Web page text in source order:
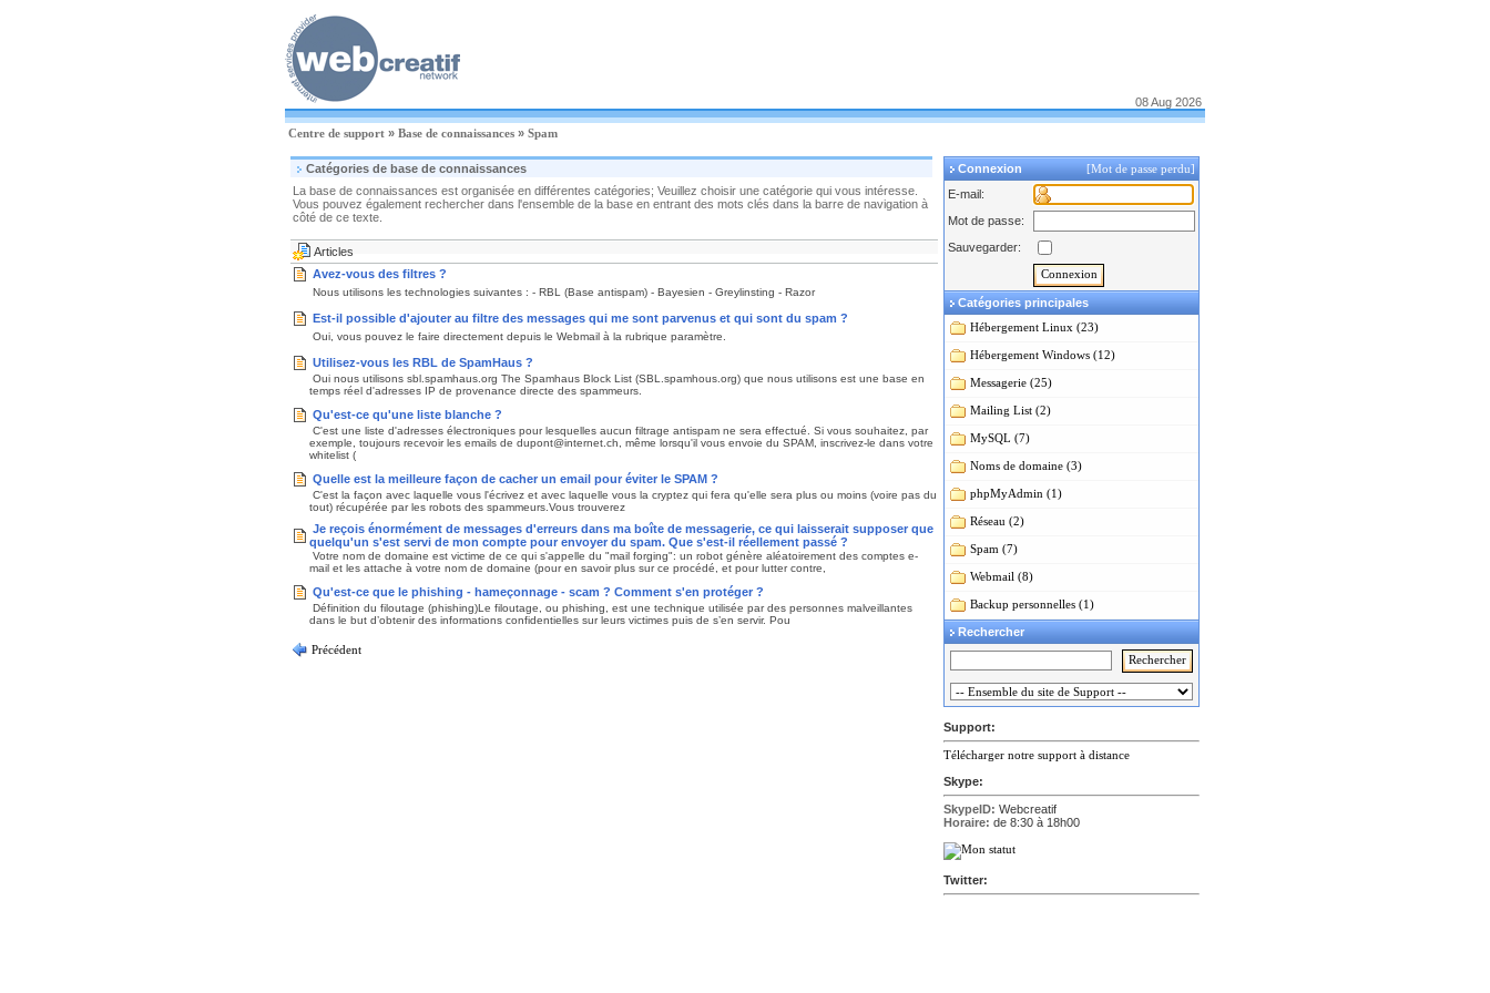
08 Aug 2026
Centre de support » Base de connaissances » Spam
Catégories de base de connaissances
La base de connaissances est organisée en différentes catégories; Veuillez choisir une catégorie qui vous intéresse.
Vous pouvez également rechercher dans l'ensemble de la base en entrant des mots clés dans la barre de navigation à
côté de ce texte.
Articles
Avez-vous des filtres ?
Nous utilisons les technologies suivantes : - RBL (Base antispam) - Bayesien - Greylinsting - Razor
Est-il possible d'ajouter au filtre des messages qui me sont parvenus et qui sont du spam ?
Oui, vous pouvez le faire directement depuis le Webmail à la rubrique paramètre.
Utilisez-vous les RBL de SpamHaus ?
Oui nous utilisons sbl.spamhaus.org The Spamhaus Block List (SBL.spamhous.org) que nous utilisons est une base en
temps réel d'adresses IP de provenance directe des spammeurs.
Qu'est-ce qu'une liste blanche ?
C'est une liste d'adresses électroniques pour lesquelles aucun filtrage antispam ne sera effectué. Si vous souhaitez, par
exemple, toujours recevoir les emails de dupont@internet.ch, même lorsqu'il vous envoie du SPAM, inscrivez-le dans votre
whitelist (
Quelle est la meilleure façon de cacher un email pour éviter le SPAM ?
C'est la façon avec laquelle vous l'écrivez et avec laquelle vous la cryptez qui fera qu'elle sera plus ou moins (voire pas du
tout) récupérée par les robots des spammeurs.Vous trouverez
Je reçois énormément de messages d'erreurs dans ma boîte de messagerie, ce qui laisserait supposer que
quelqu'un s'est servi de mon compte pour envoyer du spam. Que s'est-il réellement passé ?
Votre nom de domaine est victime de ce qui s'appelle du "mail forging": un robot génère aléatoirement des comptes e-
mail et les attache à votre nom de domaine (pour en savoir plus sur ce procédé, et pour lutter contre,
Qu'est-ce que le phishing - hameçonnage - scam ? Comment s'en protéger ?
Définition du filoutage (phishing)Le filoutage, ou phishing, est une technique utilisée par des personnes malveillantes
dans le but d’obtenir des informations confidentielles sur leurs victimes puis de s’en servir. Pou
Précédent
Connexion
[Mot de passe perdu]
E-mail:
Mot de passe:
Sauvegarder:
Catégories principales
Hébergement Linux (23)
Hébergement Windows (12)
Messagerie (25)
Mailing List (2)
MySQL (7)
Noms de domaine (3)
phpMyAdmin (1)
Réseau (2)
Spam (7)
Webmail (8)
Backup personnelles (1)
Rechercher
Support:
Télécharger notre support à distance
Skype:
SkypeID: Webcreatif
Horaire: de 8:30 à 18h00
Twitter: